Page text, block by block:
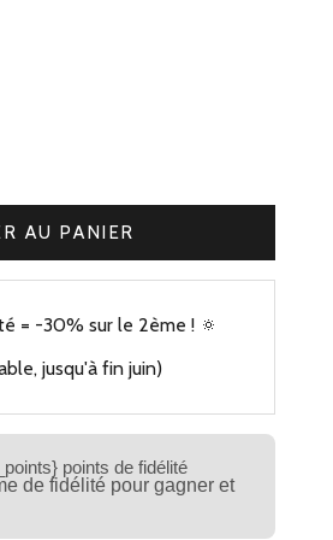
AU PANIER
= -30% sur le 2ème ! 🔅
jusqu'à fin juin)
points de fidélité
de fidélité pour gagner et